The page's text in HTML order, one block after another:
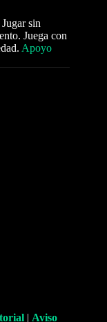
sin
Juega con
Apoyo
| Aviso